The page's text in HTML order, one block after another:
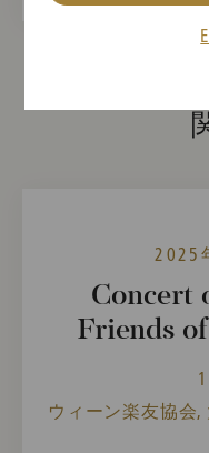
2025
Concert
Friends
ウィーン楽友協会,